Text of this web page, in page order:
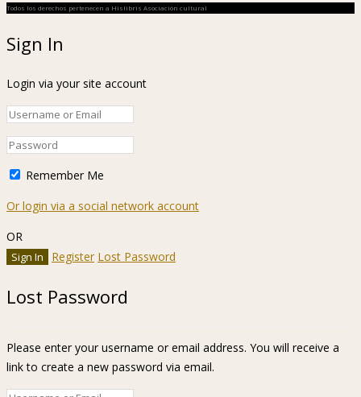
Todos los derechos pertenecen a Hislibris Asociación cultural
Sign In
Login via your site account
Remember Me
Or login via a social network account
OR
Register Lost Password
Lost Password
Please enter your username or email address. You will receive a
link to create a new password via email.